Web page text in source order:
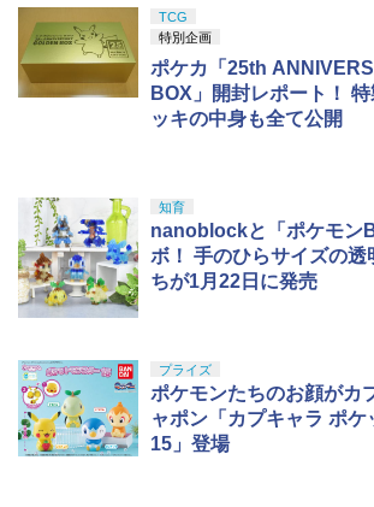
5
TAMASHII NATIONS
ツ 攻殻機動隊 THE
LL 草薙素子 約
装済み可動フィギュア
5
Sachiプラモ VERTヤ
ロモデラー共同開発】
スリ ５点セット ガン
ート処理 模型 フィギ
8ml ホビー用仕上材
￥710
TCG
特別企画
ポケカ「25th
BOX」開封レポート！
ッキの中身も全て公開
知育
nanoblockと「ポケモン
ボ！ 手のひらサイズの透
ちが1月22日に発売
プライズ
ポケモンたちのお顔がカ
ャポン「カプキャラ ポケ
15」登場